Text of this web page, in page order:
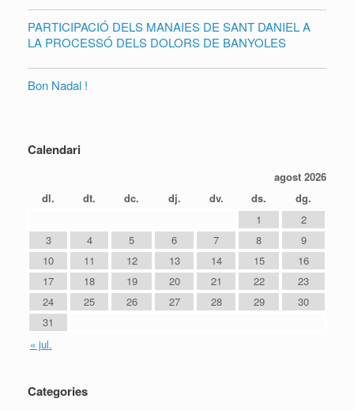
PARTICIPACIÓ DELS MANAIES DE SANT DANIEL A
LA PROCESSÓ DELS DOLORS DE BANYOLES
Bon Nadal !
Calendari
agost 2026
dl.
dt. dc. dj. dv. ds. dg.
« jul.
1
2
3
4 5 6 7 8
9
10
11 12 13 14 15
16
17
18 19 20 21 22
23
24
25 26 27 28 29
30
31
Categories